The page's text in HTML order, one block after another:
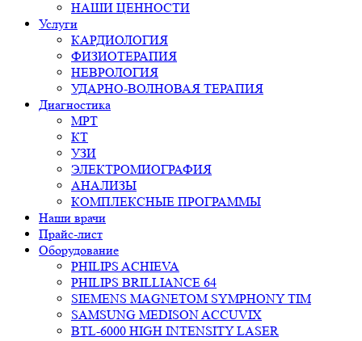
НАШИ ЦЕННОСТИ
Услуги
КАРДИОЛОГИЯ
ФИЗИОТЕРАПИЯ
НЕВРОЛОГИЯ
УДАРНО-ВОЛНОВАЯ ТЕРАПИЯ
Диагностика
МРТ
КТ
УЗИ
ЭЛЕКТРОМИОГРАФИЯ
АНАЛИЗЫ
КОМПЛЕКСНЫЕ ПРОГРАММЫ
Наши врачи
Прайс-лист
Оборудование
PHILIPS ACHIEVA
PHILIPS BRILLIANCE 64
SIEMENS MAGNETOM SYMPHONY TIM
SAMSUNG MEDISON ACCUVIX
BTL-6000 HIGH INTENSITY LASER